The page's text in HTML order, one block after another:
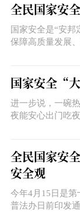
全民国家安
国家安全是“安
保障高质量发展
国家安全“
进一步说，一碗
夜能安心出门吃
全民国家安
安全观
今年4月15日是第
普法办日前印发